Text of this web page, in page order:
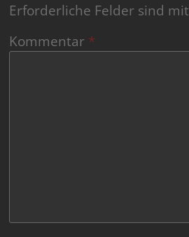
Erforderliche Felder sind mit
Kommentar *